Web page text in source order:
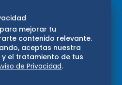
mejorar tu
contenido relevante.
aceptas nuestra
el tratamiento de tus
de Privacidad.